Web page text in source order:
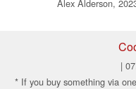
Alex Alderson,
|
* If you buy something via